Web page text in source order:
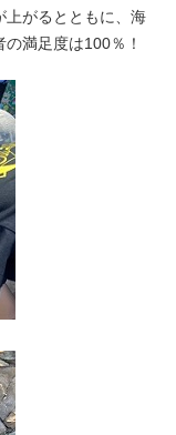
上がるとともに、海
満足度は100％！